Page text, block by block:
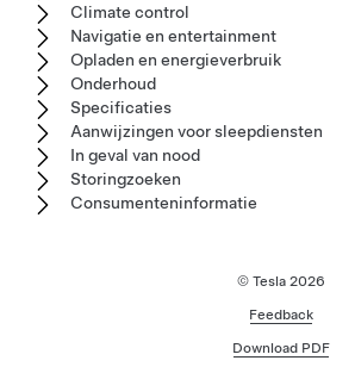
Climate control
Navigatie en entertainment
Opladen en energieverbruik
Onderhoud
Specificaties
Aanwijzingen voor sleepdiensten
In geval van nood
Storingzoeken
Consumenteninformatie
© Tesla 2026
Feedback
Download PDF